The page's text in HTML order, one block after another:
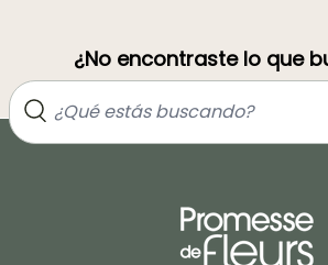
¿No encontraste lo que